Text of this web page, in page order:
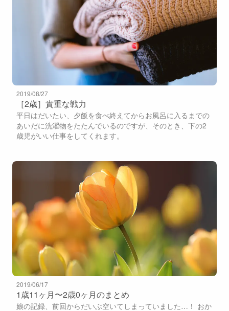
2019/08/27
［2歳］貴重な戦力
平日はだいたい、夕飯を食べ終えてからお風呂に入るまでの
あいだに洗濯物をたたんでいるのですが、そのとき、下の2
歳児がいい仕事をしてくれます。
2019/06/17
1歳11ヶ月〜2歳0ヶ月のまとめ
娘の記録、前回からだいぶ空いてしまっていました…！ おか